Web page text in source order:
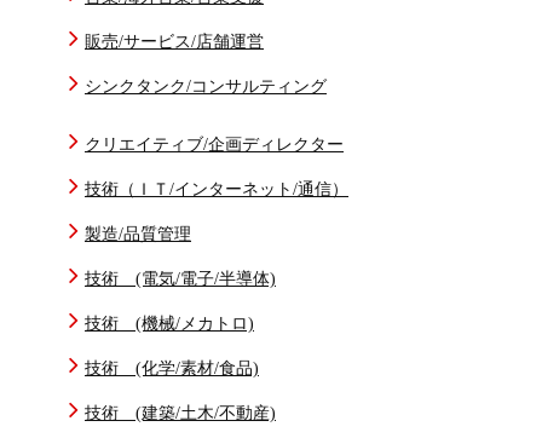
販売/サービス/店舗運営
シンクタンク/コンサルティング
クリエイティブ/企画ディレクター
技術（ＩＴ/インターネット/通信）
製造/品質管理
技術 (電気/電子/半導体)
技術 (機械/メカトロ)
技術 (化学/素材/食品)
技術 (建築/土木/不動産)